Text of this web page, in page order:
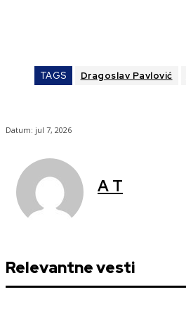
TAGS Dragoslav Pavlović
Datum: jul 7, 2026
A T
Relevantne vesti